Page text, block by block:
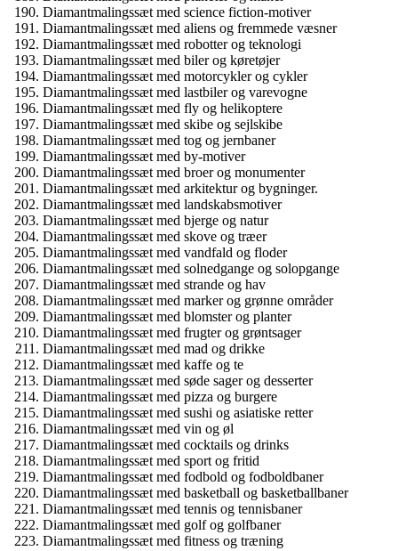
Diamantmalingssæt med science fiction-motiver
Diamantmalingssæt med aliens og fremmede væsner
Diamantmalingssæt med robotter og teknologi
Diamantmalingssæt med biler og køretøjer
Diamantmalingssæt med motorcykler og cykler
Diamantmalingssæt med lastbiler og varevogne
Diamantmalingssæt med fly og helikoptere
Diamantmalingssæt med skibe og sejlskibe
Diamantmalingssæt med tog og jernbaner
Diamantmalingssæt med by-motiver
Diamantmalingssæt med broer og monumenter
Diamantmalingssæt med arkitektur og bygninger.
Diamantmalingssæt med landskabsmotiver
Diamantmalingssæt med bjerge og natur
Diamantmalingssæt med skove og træer
Diamantmalingssæt med vandfald og floder
Diamantmalingssæt med solnedgange og solopgange
Diamantmalingssæt med strande og hav
Diamantmalingssæt med marker og grønne områder
Diamantmalingssæt med blomster og planter
Diamantmalingssæt med frugter og grøntsager
Diamantmalingssæt med mad og drikke
Diamantmalingssæt med kaffe og te
Diamantmalingssæt med søde sager og desserter
Diamantmalingssæt med pizza og burgere
Diamantmalingssæt med sushi og asiatiske retter
Diamantmalingssæt med vin og øl
Diamantmalingssæt med cocktails og drinks
Diamantmalingssæt med sport og fritid
Diamantmalingssæt med fodbold og fodboldbaner
Diamantmalingssæt med basketball og basketballbaner
Diamantmalingssæt med tennis og tennisbaner
Diamantmalingssæt med golf og golfbaner
Diamantmalingssæt med fitness og træning